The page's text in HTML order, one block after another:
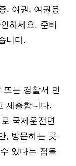
, 여권, 여권용
하세요. 준비
니다.
는 경찰서 민
제출합니다.
로 국제운전면
, 방문하는 곳
있다는 점을